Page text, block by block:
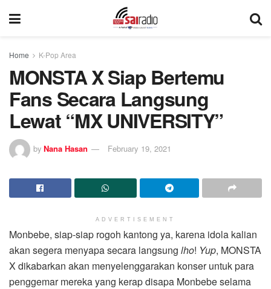
Home K-Pop Area
MONSTA X Siap Bertemu
Fans Secara Langsung
Lewat “MX UNIVERSITY”
by Nana Hasan February 19, 2021
ADVERTISEMENT
Monbebe, siap-siap rogoh kantong ya, karena idola kalian
akan segera menyapa secara langsung lho! Yup, MONSTA
X dikabarkan akan menyelenggarakan konser untuk para
penggemar mereka yang kerap disapa Monbebe selama